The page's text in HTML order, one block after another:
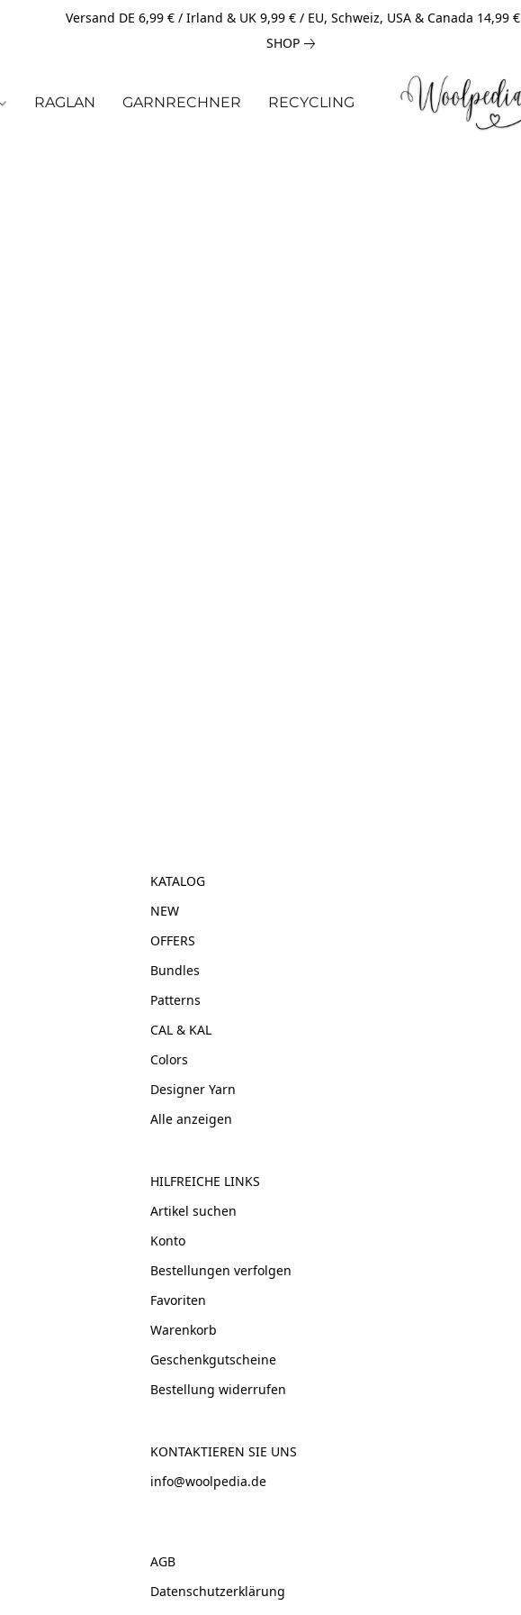
Versand DE 6,99 € / Irland & UK 9,99 € / EU, Schweiz, USA & Canada 14,99 €
SHOP
RAGLAN GARNRECHNER RECYCLING
KATALOG
NEW
OFFERS
Bundles
Patterns
CAL & KAL
Colors
Designer Yarn
Alle anzeigen
HILFREICHE LINKS
Artikel suchen
Konto
Bestellungen verfolgen
Favoriten
Warenkorb
Geschenkgutscheine
Bestellung widerrufen
KONTAKTIEREN SIE UNS
info@woolpedia.de
AGB
Datenschutzerklärung